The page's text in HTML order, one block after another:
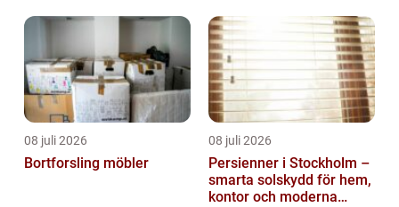
08 juli 2026
Bortforsling möbler
08 juli 2026
Persienner i Stockholm –
smarta solskydd för hem,
kontor och moderna